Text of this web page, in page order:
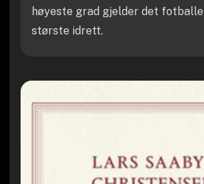
høyeste grad gjelder det
største idrett.